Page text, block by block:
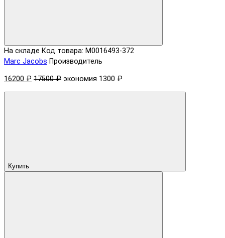
На складе Код товара: M0016493-372
Marc Jacobs Производитель
16200 ₽ 17500 ₽ экономия 1300 ₽
Купить